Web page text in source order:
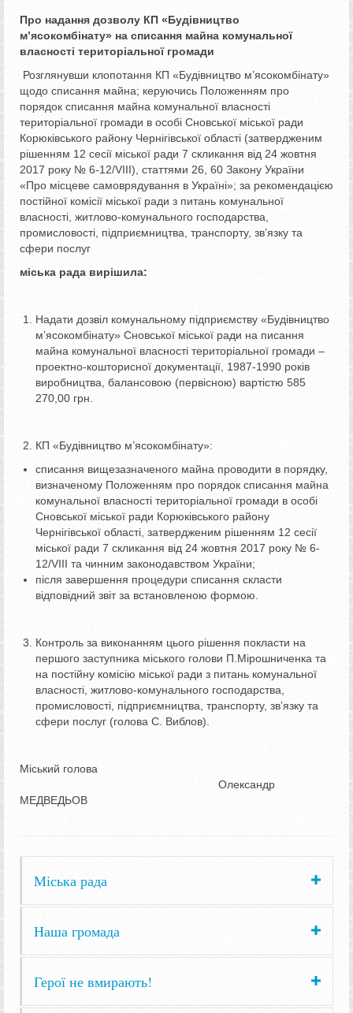
Про надання дозволу КП «Будівництво
м’ясокомбінату» на списання майна комунальної
власності територіальної громади
Розглянувши клопотання КП «Будівництво м’ясокомбінату»
щодо списання майна; керуючись Положенням про
порядок списання майна комунальної власності
територіальної громади в особі Сновської міської ради
Корюківського району Чернігівської області (затвердженим
рішенням 12 сесії міської ради 7 скликання від 24 жовтня
2017 року № 6-12/VIIІ), статтями 26, 60 Закону України
«Про місцеве самоврядування в Україні»; за рекомендацією
постійної комісії міської ради з питань комунальної
власності, житлово-комунального господарства,
промисловості, підприємництва, транспорту, зв’язку та
сфери послуг
міська рада вирішила:
Надати дозвіл комунальному підприємству «Будівництво
м’ясокомбінату» Сновської міської ради на писання
майна комунальної власності територіальної громади –
проектно-кошторисної документації, 1987-1990 років
виробництва, балансовою (первісною) вартістю 585
270,00 грн.
КП «Будівництво м’ясокомбінату»:
списання вищезазначеного майна проводити в порядку,
визначеному Положенням про порядок списання майна
комунальної власності територіальної громади в особі
Сновської міської ради Корюківського району
Чернігівської області, затвердженим рішенням 12 сесії
міської ради 7 скликання від 24 жовтня 2017 року № 6-
12/VIIІ та чинним законодавством України;
після завершення процедури списання скласти
відповідний звіт за встановленою формою.
Контроль за виконанням цього рішення покласти на
першого заступника міського голови П.Мірошниченка та
на постійну комісію міської ради з питань комунальної
власності, житлово-комунального господарства,
промисловості, підприємництва, транспорту, зв’язку та
сфери послуг (голова С. Виблов).
Міський голова
Олександр
МЕДВЕДЬОВ
Міська рада
Наша громада
Герої не вмирають!